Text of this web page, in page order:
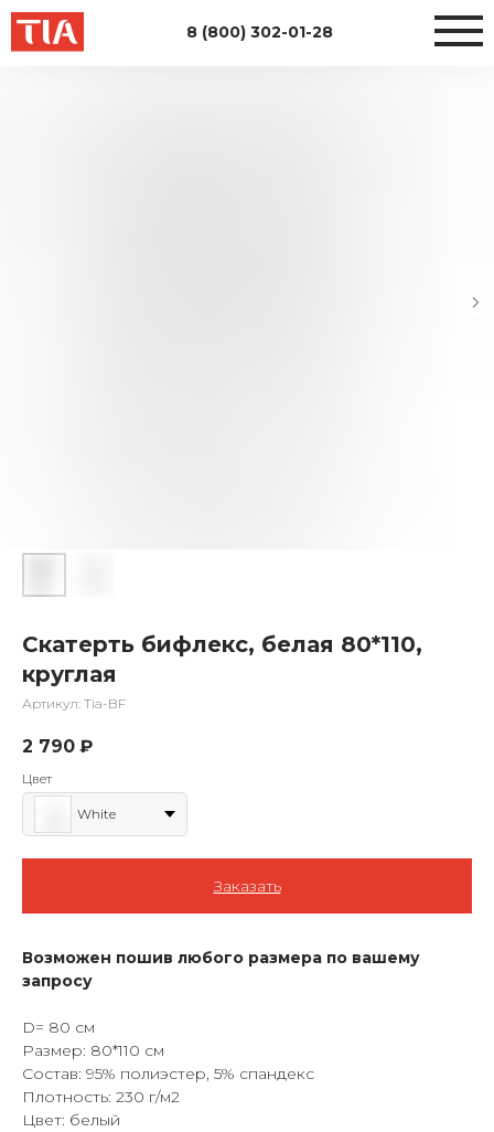
8 (800) 302-01-28
Скатерть бифлекс, белая 80*110,
круглая
Артикул: Tia-BF
2 790 ₽
Цвет
White
Заказать
Возможен пошив любого размера по вашему
запросу
D= 80 см
Размер: 80*110 см
Состав: 95% полиэстер, 5% спандекс
Плотность: 230 г/м2
Цвет: белый